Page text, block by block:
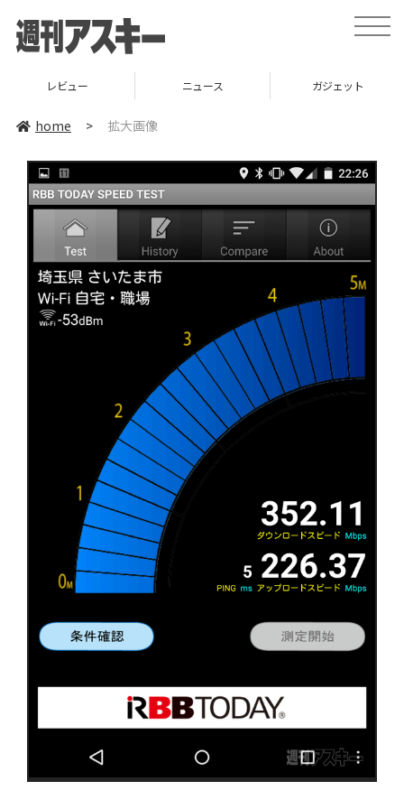
toggle
レビュー ニュース ガジェット
home > 拡大画像